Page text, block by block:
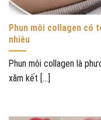
Phun môi collagen có
nhiêu
Phun môi collagen là
xăm kết [...]